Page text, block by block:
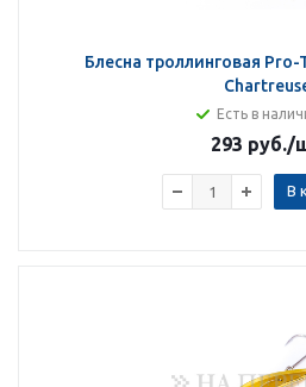
Блесна троллинговая
Есть в
293 руб./
В